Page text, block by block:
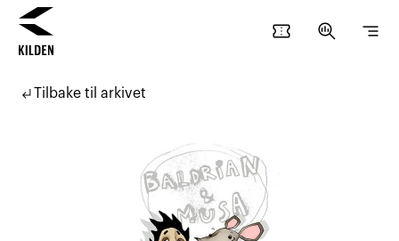
confirmation_number search_insights segment
subdirectory_arrow_leftTilbake til arkivet